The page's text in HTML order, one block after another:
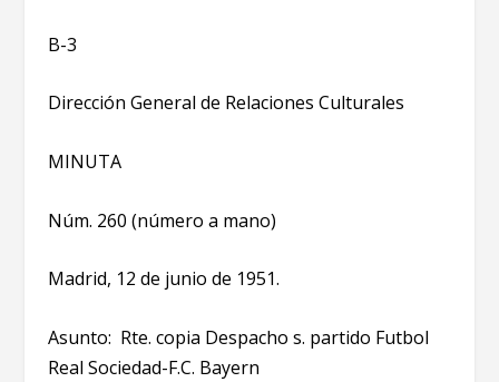
B-3
Dirección General de Relaciones Culturales
MINUTA
Núm. 260 (número a mano)
Madrid, 12 de junio de 1951.
Asunto: Rte. copia Despacho s. partido Futbol
Real Sociedad-F.C. Bayern